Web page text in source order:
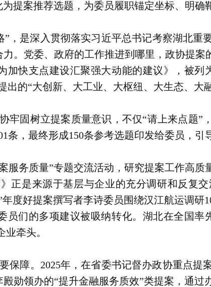
提案推荐选题，为委员履职锚定坐标、明确
，是深入贯彻落实习近平总书记考察湖北重
。党委、政府的工作推进到哪里，政协提
加快支点建设汇聚强大动能的建议》，被列
的“大创新、大工业、大枢纽、大生态、大
牢固树立提案质量意识，不仅“请上来点题”
，最终形成150条参考选题印发给委员，引
服务质量”专题交流活动，研究提案工作高
正是来源于基层与企业的充分调研和反复
度好提案撰写者李诗委员围绕汉江航运调
员们的多项建议被吸纳转化。湖北在全国率
牵头。
保障。2025年，在省委书记督办政协重点
勋领办的“提升金融服务质效”类提案，通